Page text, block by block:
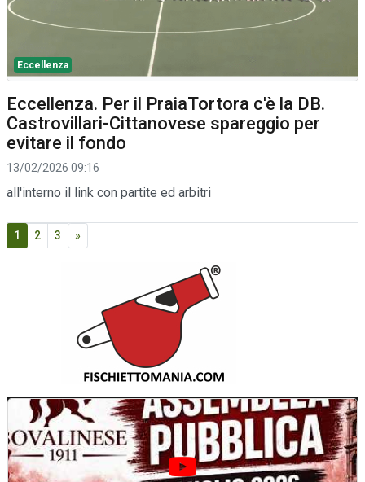
Eccellenza
Eccellenza. Per il PraiaTortora c'è la DB.
Castrovillari-Cittanovese spareggio per
evitare il fondo
13/02/2026 09:16
all'interno il link con partite ed arbitri
1 2 3 »